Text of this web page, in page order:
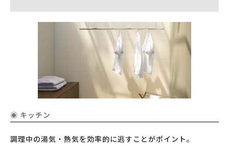
◉ キッチン
調理中の湯気・熱気を効率的に逃すことがポイント。